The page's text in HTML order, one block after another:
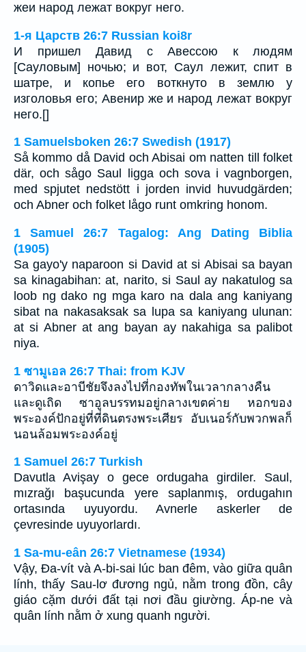
жеи народ лежат вокруг него.
1-я Царств 26:7 Russian koi8r
И пришел Давид с Авессою к людям
[Сауловым] ночью; и вот, Саул лежит, спит в
шатре, и копье его воткнуто в землю у
изголовья его; Авенир же и народ лежат вокруг
него.[]
1 Samuelsboken 26:7 Swedish (1917)
Så kommo då David och Abisai om natten till folket
där, och sågo Saul ligga och sova i vagnborgen,
med spjutet nedstött i jorden invid huvudgärden;
och Abner och folket lågo runt omkring honom.
1 Samuel 26:7 Tagalog: Ang Dating Biblia
(1905)
Sa gayo'y naparoon si David at si Abisai sa bayan
sa kinagabihan: at, narito, si Saul ay nakatulog sa
loob ng dako ng mga karo na dala ang kaniyang
sibat na nakasaksak sa lupa sa kaniyang ulunan:
at si Abner at ang bayan ay nakahiga sa palibot
niya.
1 ซามูเอล 26:7 Thai: from KJV
ดาวิดและอาบีชัยจึงลงไปที่กองทัพในเวลากลางคืน
และดูเถิด ซาอูลบรรทมอยู่กลางเขตค่าย หอกของ
พระองค์ปักอยู่ที่ที่ดินตรงพระเศียร อับเนอร์กับพวกพลก็
นอนล้อมพระองค์อยู่
1 Samuel 26:7 Turkish
Davutla Avişay o gece ordugaha girdiler. Saul,
mızrağı başucunda yere saplanmış, ordugahın
ortasında uyuyordu. Avnerle askerler de
çevresinde uyuyorlardı.
1 Sa-mu-eân 26:7 Vietnamese (1934)
Vậy, Ða-vít và A-bi-sai lúc ban đêm, vào giữa quân
lính, thấy Sau-lơ đương ngủ, nằm trong đồn, cây
giáo cặm dưới đất tại nơi đầu giường. Áp-ne và
quân lính nằm ở xung quanh người.